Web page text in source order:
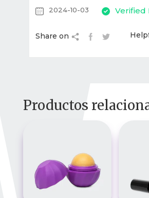
2024-10-03 Verified
Share on
Productos